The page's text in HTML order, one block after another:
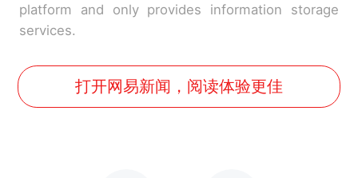
platform and only provides information storage
services.
打开网易新闻，阅读体验更佳